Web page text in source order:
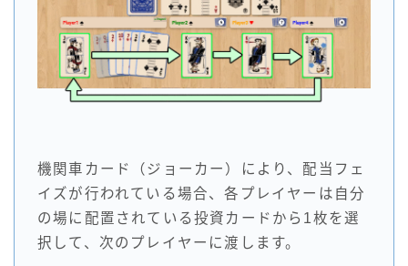
機関車カード（ジョーカー）により、配当フェ
イズが行われている場合、各プレイヤーは自分
の場に配置されている投資カードから1枚を選
択して、次のプレイヤーに渡します。